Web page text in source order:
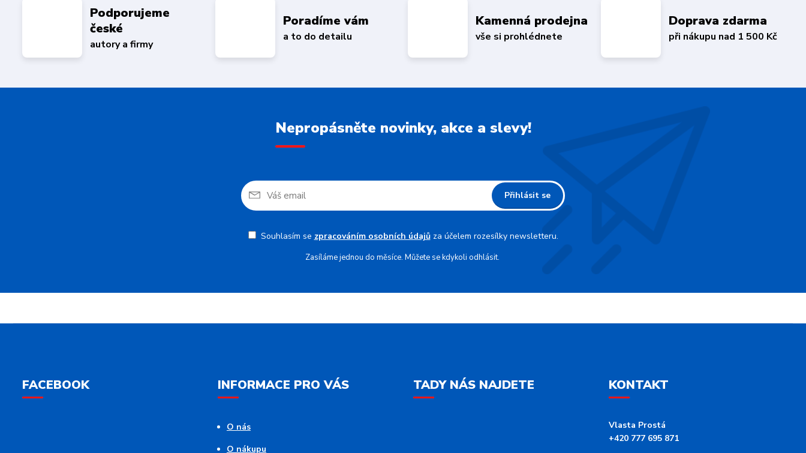
Podporujeme
české
autory a firmy
Poradíme vám
a to do detailu
Kamenná prodejna
vše si prohlédnete
Doprava zdarma
při nákupu nad 1 500 Kč
Nepropásněte novinky, akce a slevy!
Přihlásit se
Souhlasím se zpracováním osobních údajůza účelem rozesílky newsletteru.
Zasíláme jednou do měsíce. Můžete se kdykoli odhlásit.
FACEBOOK INFORMACE PRO VÁS
O nás
O nákupu
TADY NÁS NAJDETE KONTAKT
Vlasta Prostá
+420 777 695 871